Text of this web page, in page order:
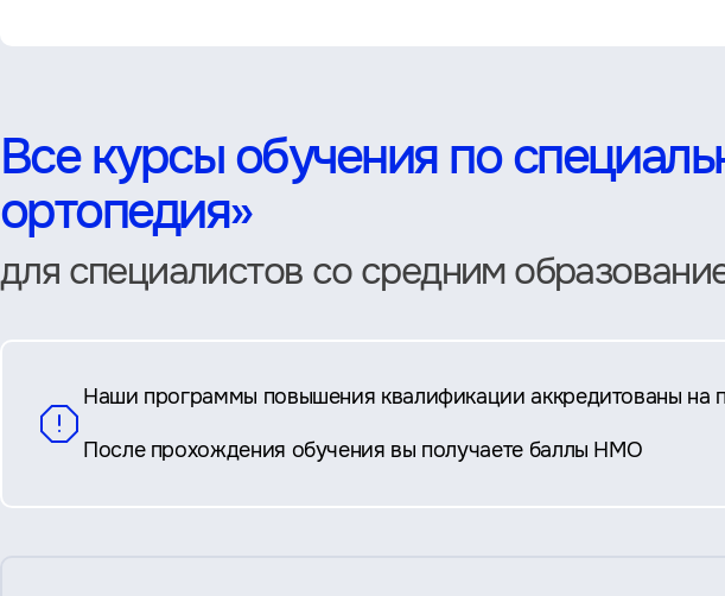
Все курсы обучения по
ортопедия»
для специалистов со средним
Наши программы повышения квалификации аккредитованы на
После прохождения обучения вы получаете баллы НМО